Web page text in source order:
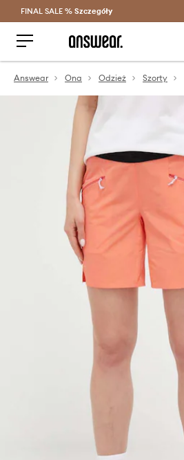
Oszczędzaj z Answear
FINAL SALE % Szczegóły
Answear Ona Odzież Szorty